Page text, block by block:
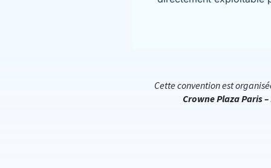
Cette convention est
Crowne Plaza Paris